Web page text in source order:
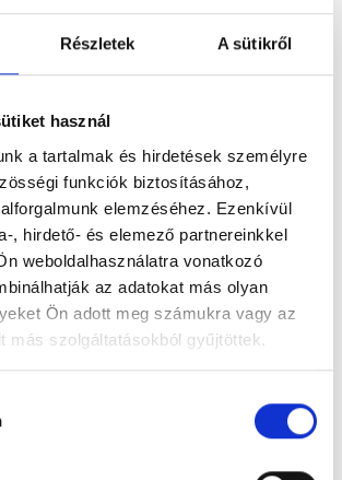
Részletek A sütikről
használ
a tartalmak és hirdetések személyre
funkciók biztosításához,
elemzéséhez. Ezenkívül
, hirdető- és elemező partnereinkkel
weboldalhasználatra vonatkozó
az adatokat más olyan
Ön adott meg számukra vagy az
más szolgáltatásokból gyűjtöttek.
a Pécsi Köztemető
miatt bevezetett
intézkedések részeként módosul
ügyfélszolgálatának
2026. augusztus 3–8. között,
12 óráig várják az ügyfeleket.